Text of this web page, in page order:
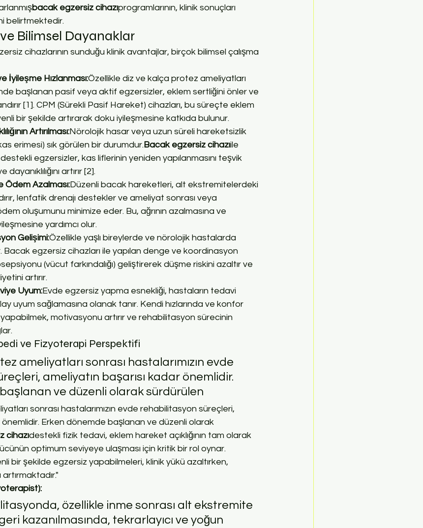
bacak egzersiz cihazıprogramlarının, klinik sonuçları
belirtmektedir.
Bilimsel Dayanaklar
cihazlarının sunduğu klinik avantajlar, birçok bilimsel çalışma
İyileşme Hızlanması:Özellikle diz ve kalça protez ameliyatları
başlanan pasif veya aktif egzersizler, eklem sertliğini önler ve
[1]. CPM (Sürekli Pasif Hareket) cihazları, bu süreçte eklem
bir şekilde artırarak doku iyileşmesine katkıda bulunur.
Artırılması:Nörolojik hasar veya uzun süreli hareketsizlik
erimesi) sık görülen bir durumdur.Bacak egzersiz cihazıile
egzersizler, kas liflerinin yeniden yapılanmasını teşvik
artırır [2].
Ödem Azalması:Düzenli bacak hareketleri, alt ekstremitelerdeki
lenfatik drenajı destekler ve ameliyat sonrası veya
oluşumunu minimize eder. Bu, ağrının azalmasına ve
yardımcı olur.
Gelişimi:Özellikle yaşlı bireylerde ve nörolojik hastalarda
Bacak egzersiz cihazları ile yapılan denge ve koordinasyon
(vücut farkındalığı) geliştirerek düşme riskini azaltır ve
artırır.
Uyum:Evde egzersiz yapma esnekliği, hastaların tedavi
uyum sağlamasına olanak tanır. Kendi hızlarında ve konfor
motivasyonu artırır ve rehabilitasyon sürecinin
ve Fizyoterapi Perspektifi
ameliyatları sonrası hastalarımızın evde
ameliyatın başarısı kadar önemlidir.
ve düzenli olarak sürdürülen
sonrası hastalarımızın evde rehabilitasyon süreçleri,
önemlidir. Erken dönemde başlanan ve düzenli olarak
cihazıdestekli fizik tedavi, eklem hareket açıklığının tam olarak
optimum seviyeye ulaşması için kritik bir rol oynar.
bir şekilde egzersiz yapabilmeleri, klinik yükü azaltırken,
artırmaktadır."
özellikle inme sonrası alt ekstremite
kazanılmasında, tekrarlayıcı ve yoğun